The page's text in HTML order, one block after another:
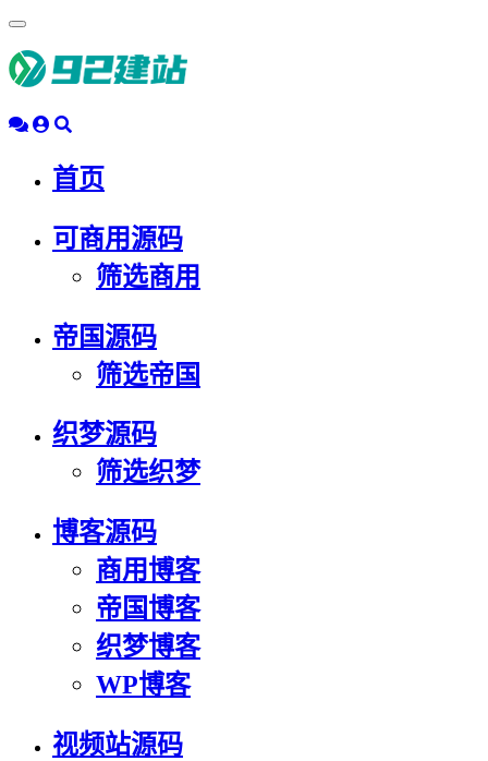
动
导
首页
可商用源码
筛选商用
帝国源码
筛选帝国
织梦源码
筛选织梦
博客源码
商用博客
帝国博客
织梦博客
WP博客
视频站源码